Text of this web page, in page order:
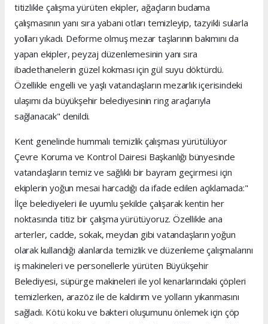
titizlikle çalışma yürüten ekipler, ağaçların budama
çalışmasının yanı sıra yabani otları temizleyip, tazyikli sularla
yolları yıkadı. Deforme olmuş mezar taşlarının bakımını da
yapan ekipler, peyzaj düzenlemesinin yanı sıra
ibadethanelerin güzel kokması için gül suyu döktürdü.
Özellikle engelli ve yaşlı vatandaşların mezarlık içerisindeki
ulaşımı da büyükşehir belediyesinin ring araçlarıyla
sağlanacak" denildi.
Kent genelinde hummalı temizlik çalışması yürütülüyor
Çevre Koruma ve Kontrol Dairesi Başkanlığı bünyesinde
vatandaşların temiz ve sağlıklı bir bayram geçirmesi için
ekiplerin yoğun mesai harcadığı da ifade edilen açıklamada:"
İlçe belediyeleri ile uyumlu şekilde çalışarak kentin her
noktasında titiz bir çalışma yürütüyoruz. Özellikle ana
arterler, cadde, sokak, meydan gibi vatandaşların yoğun
olarak kullandığı alanlarda temizlik ve düzenleme çalışmalarını
iş makineleri ve personellerle yürüten Büyükşehir
Belediyesi, süpürge makineleri ile yol kenarlarındaki çöpleri
temizlerken, arazöz ile de kaldırım ve yolların yıkanmasını
sağladı. Kötü koku ve bakteri oluşumunu önlemek için çöp